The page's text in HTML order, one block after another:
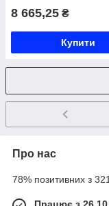
8 665,25 ₴
Купити
Про нас
78% позитивних з 321